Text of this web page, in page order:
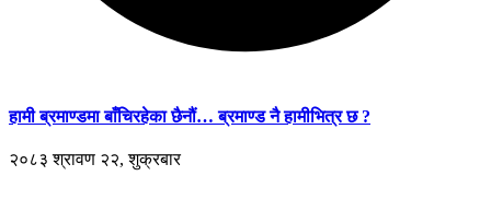
हामी ब्रमाण्डमा बाँचिरहेका छैनौं… ब्रमाण्ड नै हामीभित्र छ ?
२०८३ श्रावण २२, शुक्रबार